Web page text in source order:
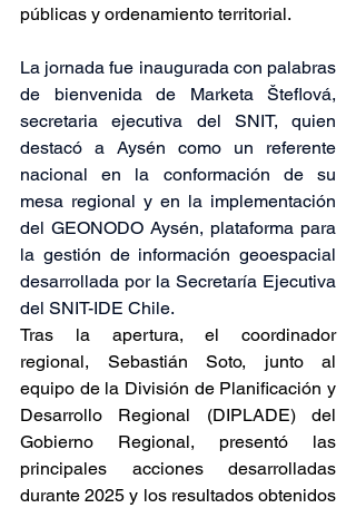
públicas y ordenamiento territorial.
La jornada fue inaugurada con palabras
de bienvenida de Marketa Šteflová,
secretaria ejecutiva del SNIT, quien
destacó a Aysén como un referente
nacional en la conformación de su
mesa regional y en la implementación
del GEONODO Aysén, plataforma para
la gestión de información geoespacial
desarrollada por la Secretaría Ejecutiva
del SNIT-IDE Chile.
Tras la apertura, el coordinador
regional, Sebastián Soto, junto al
equipo de la División de Planificación y
Desarrollo Regional (DIPLADE) del
Gobierno Regional, presentó las
principales acciones desarrolladas
durante 2025 y los resultados obtenidos